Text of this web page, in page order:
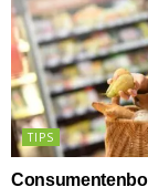
TIPS